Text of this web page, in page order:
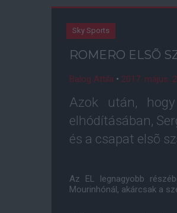
Sky Sports
ROMERO ELSÕ
Balog Attila • 2017. május.
Azok után,
elhódításában,
és a csapat elsõ
Az EL legnagyobb
Mourinhónál, akárcsak a